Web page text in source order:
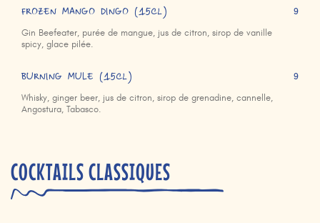
FROZEN MANGO DINGO (15cl)
Gin Beefeater, purée de mangue, jus de citron, sirop de vanille
spicy, glace pilée.
9
BURNING MULE (15cl)
Whisky, ginger beer, jus de citron, sirop de grenadine, cannelle,
Angostura, Tabasco.
9
COCKTAILS CLASSIQUES